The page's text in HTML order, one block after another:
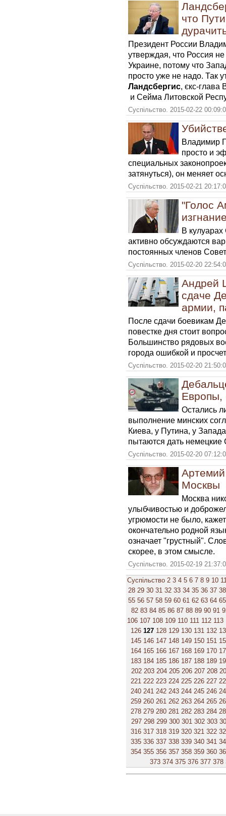
что
Президент России
утверждая, что Россия
Украине, потому что
просто уже не надо. Так
Ландсбергис, єкс-
и Сейма Литовской
Суспільство. 2015-02-22
Владимир
просто и
специальных
затянуться), он меняет
Суспільство. 2015-02-21
"Голос
В
активно обсуждаются
постоянных членов
Суспільство. 2015-02-20
Андрей
сдаче
армии,
После сдачи боевикам
повестке дня стоит
Большинство рядовых
города ошибкой и
Суспільство. 2015-02-20
Европы,
Остались
выполнение минских
Киева, у Путина, у
пытаются дать
Суспільство. 2015-02-20
Москвы
Москва
улыбчивостью и
угрюмости не было,
окончательно родной
означает "грустный".
скорее, в этом смысле.
Суспільство. 2015-02-19
Суспільство 2 3 4 5 6 7 8 9 10
28 29 30 31 32 33 34 35 36 37 38
55 56 57 58 59 60 61 62 63 64 65
82 83 84 85 86 87 88 89 90 91
106 107 108 109 110 111 112 113
126 127 128 129 130 131 132
145 146 147 148 149 150 151
164 165 166 167 168 169 170
183 184 185 186 187 188 189
202 203 204 205 206 207 208
221 222 223 224 225 226 227
240 241 242 243 244 245 246
259 260 261 262 263 264 265
278 279 280 281 282 283 284
297 298 299 300 301 302 303
316 317 318 319 320 321 322
335 336 337 338 339 340 341
354 355 356 357 358 359 360
373 374 375 376 377 378